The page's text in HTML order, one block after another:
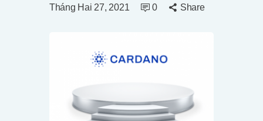
Tháng Hai 27, 2021 0 Share